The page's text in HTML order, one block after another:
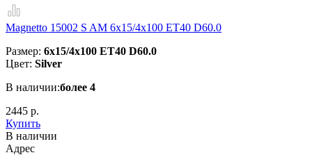
Magnetto 15002 S AM 6x15/4x100 ET40 D60.0
Размер: 6x15/4x100 ET40 D60.0
Цвет: Silver
В наличии:более 4
2445 р.
Купить
В наличии
Aдрес